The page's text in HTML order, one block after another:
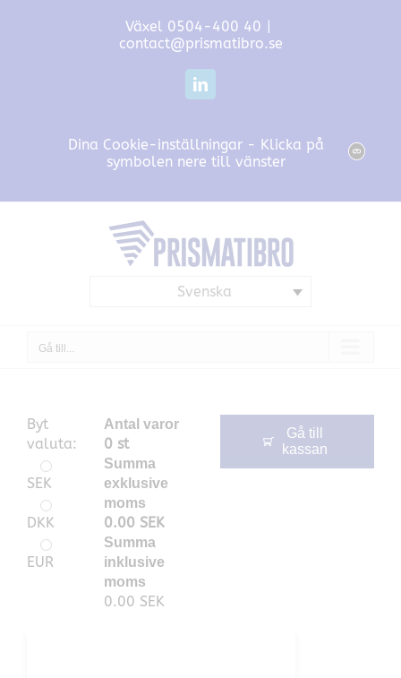
Växel 0504-400 40 |
contact@prismatibro.se
LinkedIn
Dina Cookie-inställningar - Klicka på
symbolen nere till vänster
Svenska
Gå till...
Byt
valuta:
SEK
DKK
EUR
Antal varor
0 st
Summa
exklusive
moms
0.00 SEK
Summa
inklusive
moms
0.00 SEK
Gå till
kassan